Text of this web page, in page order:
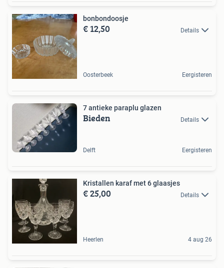
bonbondoosje
€ 12,50 Details
Oosterbeek Eergisteren
7 antieke paraplu glazen
Bieden Details
Delft Eergisteren
Kristallen karaf met 6 glaasjes
€ 25,00 Details
Heerlen 4 aug 26